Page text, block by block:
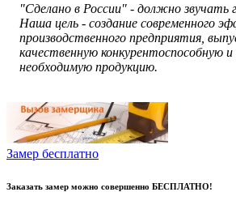
"Сделано в России" - должно звучать
Наша цель - создание современного
производственного предприятия,
качественную конкурентоспособную
необходимую продукцию.
Замер бесплатно
Заказать замер можно совершенно БЕСПЛАТНО!